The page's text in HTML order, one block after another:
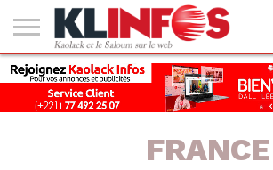
#2
(PAS
DE
TITRE)
KAOLACK
POLITIQUE
ECONOMIE
SOCIÉTÉ
CULTURE
PEOPLE
SPORT
SANTÉ
AFRIQUE
INTERNATIONAL
EMPLOI &
FORMATION
FRANCE